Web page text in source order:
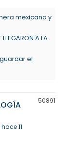
mexicana y
A LA
el
hace 11
50891